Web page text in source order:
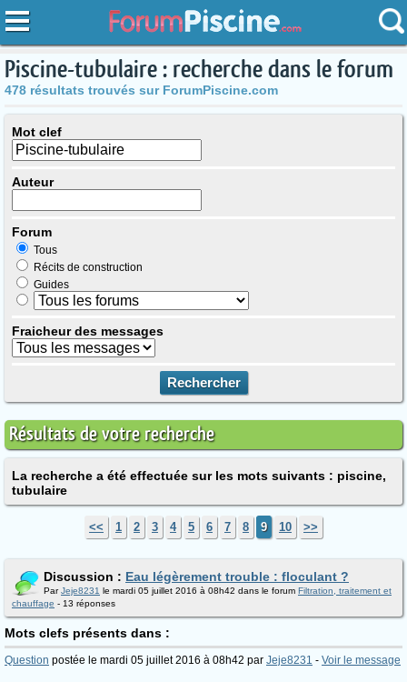
Piscine-tubulaire : recherche dans le forum
478 résultats trouvés sur ForumPiscine.com
Mot clef
Auteur
Forum
Tous
Récits de construction
Guides
Fraicheur des messages
Résultats de votre recherche
La recherche a été effectuée sur les mots suivants : piscine,
tubulaire
<< 1 2 3 4 5 6 7 8 9 10 >>
Discussion : Eau légèrement trouble : floculant ?
ParJeje8231 le mardi 05 juillet 2016 à 08h42 dans le forum Filtration, traitement et
chauffage - 13 réponses
Mots clefs présents dans :
Question postée le mardi 05 juillet 2016 à 08h42 par Jeje8231 - Voir le message